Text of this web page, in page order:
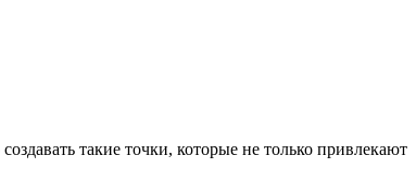
такие точки, которые не только привлекают